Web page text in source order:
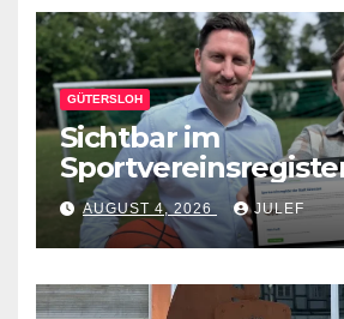
GÜTERSLOH
Sichtbar im
Werbung für den
Verein
AUGUST 4, 2026 JULEF